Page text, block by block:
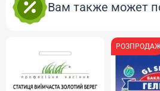
Вам также может